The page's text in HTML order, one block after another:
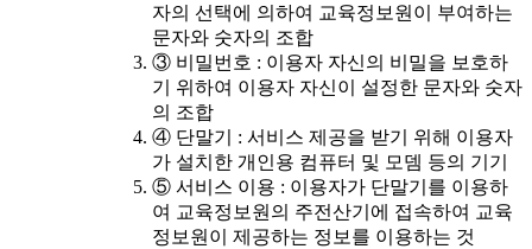
자의 선택에 의하여 교육정보원이 부여하는
문자와 숫자의 조합
③ 비밀번호 : 이용자 자신의 비밀을 보호하
기 위하여 이용자 자신이 설정한 문자와 숫자
의 조합
④ 단말기 : 서비스 제공을 받기 위해 이용자
가 설치한 개인용 컴퓨터 및 모뎀 등의 기기
⑤ 서비스 이용 : 이용자가 단말기를 이용하
여 교육정보원의 주전산기에 접속하여 교육
정보원이 제공하는 정보를 이용하는 것